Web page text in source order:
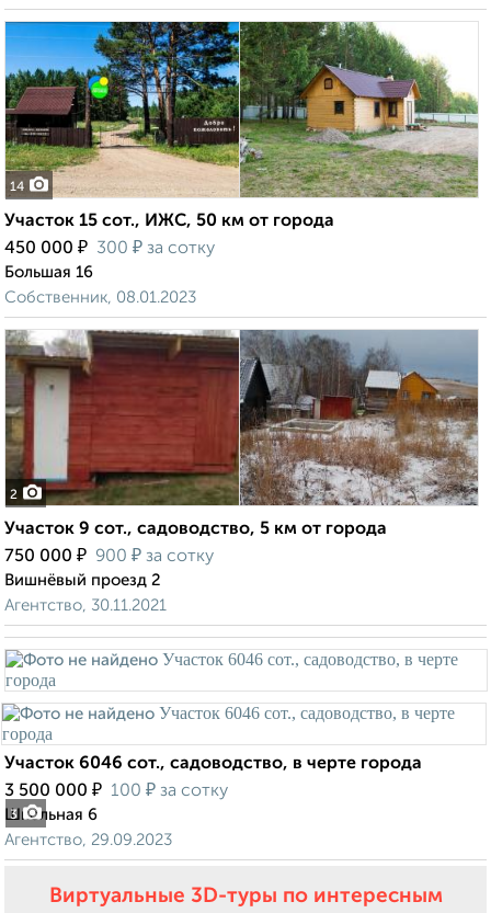
14
Участок 15 сот., ИЖС, 50 км от города
450 000 ₽ 300 ₽ за сотку
Большая 16
Собственник, 08.01.2023
2
Участок 9 сот., садоводство, 5 км от города
750 000 ₽ 900 ₽ за сотку
Вишнёвый проезд 2
Агентство, 30.11.2021
3
Участок 6046 сот., садоводство, в черте города
3 500 000 ₽ 100 ₽ за сотку
Школьная 6
Агентство, 29.09.2023
Виртуальные 3D-туры по интересным